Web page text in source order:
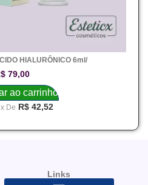
HIALURÔNICO 6ml/
79,00
ao carrinho
De R$42,52
Links